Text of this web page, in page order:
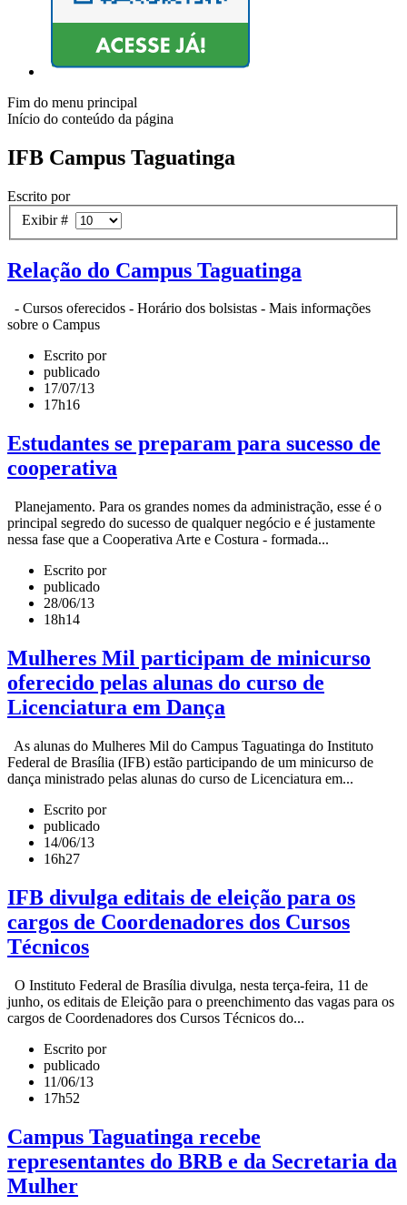
Fim do menu principal
Início do conteúdo da página
IFB Campus Taguatinga
Escrito por
Exibir #
Relação do Campus Taguatinga
- Cursos oferecidos - Horário dos bolsistas - Mais informações
sobre o Campus
Escrito por
publicado
17/07/13
17h16
Estudantes se preparam para sucesso de
cooperativa
Planejamento. Para os grandes nomes da administração, esse é o
principal segredo do sucesso de qualquer negócio e é justamente
nessa fase que a Cooperativa Arte e Costura - formada...
Escrito por
publicado
28/06/13
18h14
Mulheres Mil participam de minicurso
oferecido pelas alunas do curso de
Licenciatura em Dança
As alunas do Mulheres Mil do Campus Taguatinga do Instituto
Federal de Brasília (IFB) estão participando de um minicurso de
dança ministrado pelas alunas do curso de Licenciatura em...
Escrito por
publicado
14/06/13
16h27
IFB divulga editais de eleição para os
cargos de Coordenadores dos Cursos
Técnicos
O Instituto Federal de Brasília divulga, nesta terça-feira, 11 de
junho, os editais de Eleição para o preenchimento das vagas para os
cargos de Coordenadores dos Cursos Técnicos do...
Escrito por
publicado
11/06/13
17h52
Campus Taguatinga recebe
representantes do BRB e da Secretaria da
Mulher